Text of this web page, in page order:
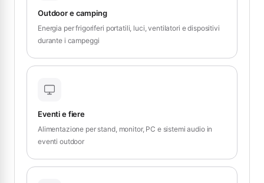
Outdoor e camping
Energia per frigoriferi portatili, luci, ventilatori e dispositivi
durante i campeggi
Eventi e fiere
Alimentazione per stand, monitor, PC e sistemi audio in
eventi outdoor